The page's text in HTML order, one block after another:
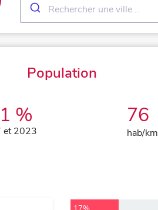
Population
%
et 2023
76
hab/km